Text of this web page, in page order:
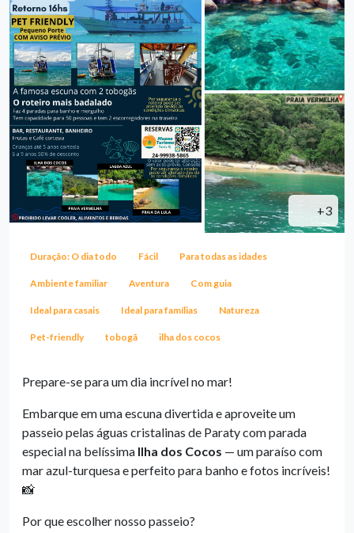
+3
Duração: O dia todo Fácil Para todas as idades
Ambiente familiar Aventura Com guia
Ideal para casais Ideal para famílias Natureza
Pet-friendly tobogã ilha dos cocos
Prepare-se para um dia incrível no mar!
Embarque em uma escuna divertida e aproveite um
passeio pelas águas cristalinas de Paraty com parada
especial na belíssima Ilha dos Cocos — um paraíso com
mar azul-turquesa e perfeito para banho e fotos incríveis!
📸
Por que escolher nosso passeio?